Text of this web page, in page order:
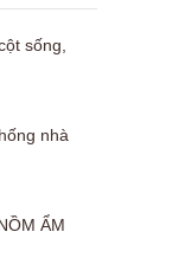
sống,
nhà
ẨM